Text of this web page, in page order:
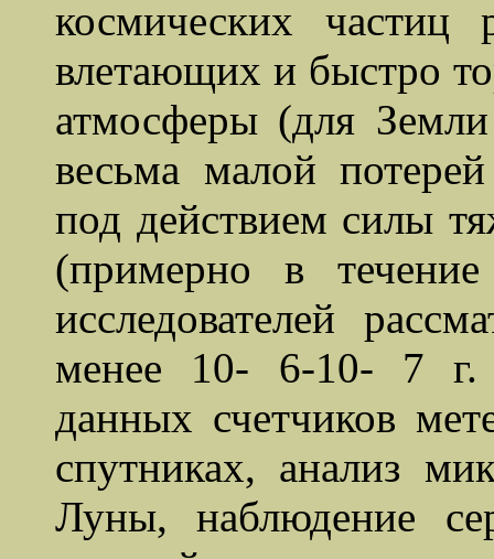
космических
влетающих и быстро
атмосферы (для
весьма малой
под действием силы
(примерно в
исследователей
менее 10- 6-10- 7 г.
данных счетчиков
спутниках, анализ
Луны, наблюдение